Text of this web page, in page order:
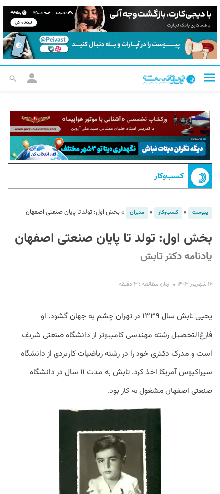
کسب‌و‌کار
پیوست » کسب‌و‌کار » مدیران »بخش اول: تولد تا پایان صنعتی اصفهان
بخش اول: تولد تا پایان صنعتی اصفهان
یادنامه دکتر تابش
۱۶ شهریور ۱۴۰۳ زمان مطالعه : ۳ دقیقه
یحیی تابش سال ۱۳۳۹ در تهران چشم به جهان گشود. او
فارغ‌التحصیل رشته مهندسی کامپیوتر از دانشگاه صنعتی شریف
است و مدرک دکتری خود را در رشته ریاضیات کاربردی از دانشگاه
سیراکیوس آمریکا اخذ کرد. تابش به مدت ۱۱ سال در دانشگاه
صنعتی اصفهان مشغول به کار بود.